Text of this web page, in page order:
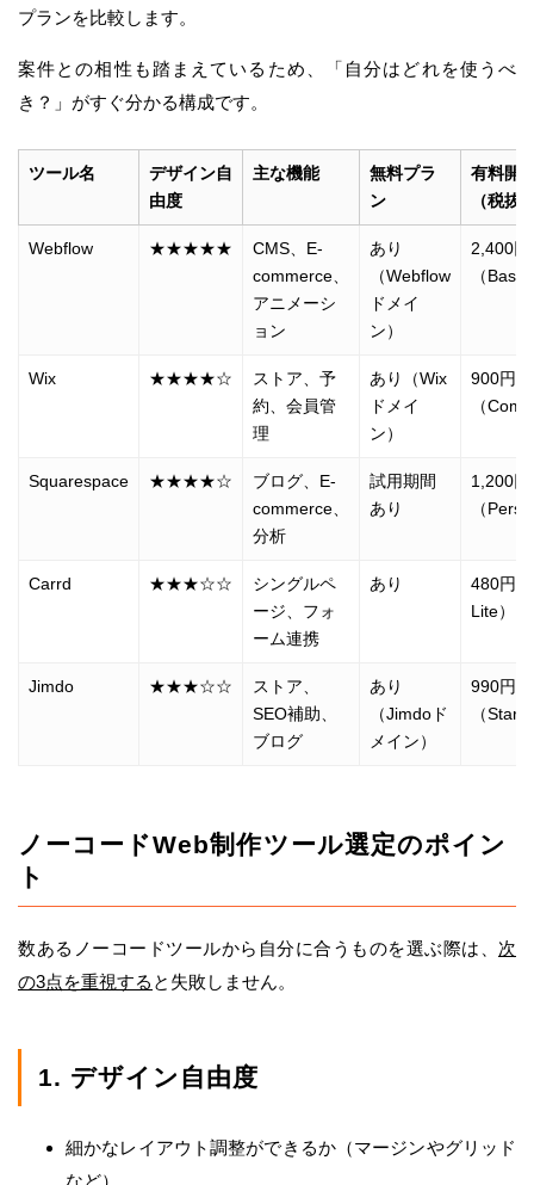
プランを比較します。
案件との相性も踏まえているため、「自分はどれを使うべ
き？」がすぐ分かる構成です。
ツール名
デザイン自
由度
主な機能
無料プラ
ン
有料開
（税抜/
Webflow ★★★★★
CMS、E-
commerce、
アニメーシ
ョン
あり
（Webflow
ドメイ
ン）
2,400円
（Basic
Wix ★★★★☆
ストア、予
約、会員管
理
あり（Wix
ドメイ
ン）
900円
（
Squarespace ★★★★☆
ブログ、E-
commerce、
分析
試用期間
あり
1,200円
（
Carrd ★★★☆☆
シングルペ
ージ、フォ
ーム連携
あり
480円
Lite）
Jimdo ★★★☆☆
ストア、
SEO補助、
ブログ
あり
（Jimdoド
メイン）
990円
（Start
ノーコードWeb制作ツール選定のポイン
ト
数あるノーコードツールから自分に合うものを選ぶ際は、 次
の3点を重視する と失敗しません。
1. デザイン自由度
細かなレイアウト調整ができるか（マージンやグリッド
など）